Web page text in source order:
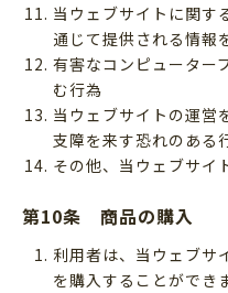
当ウェブサイトに関す
通じて提供される情報
有害なコンピューター
む行為
当ウェブサイトの運営
支障を来す恐れのある
その他、当ウェブサイ
第10条 商品の購入
利用者は、当ウェブサ
を購入することができ